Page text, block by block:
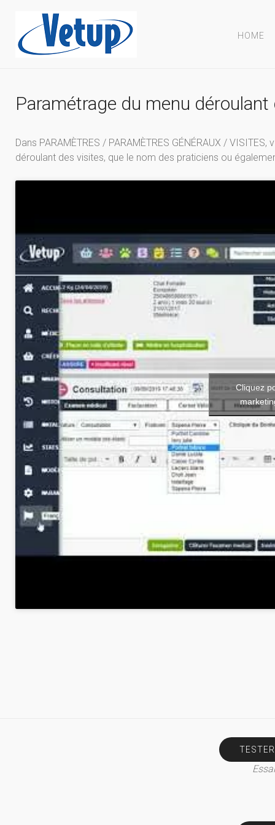
HOME
Paramétrage du menu
Dans PARAMÈTRES / PARAMÈTRES GÉNÉRAUX /
déroulant des visites, que le nom des praticiens ou
Cliquez